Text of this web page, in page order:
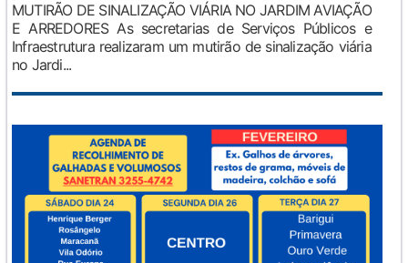
MUTIRÃO DE SINALIZAÇÃO VIÁRIA NO JARDIM AVIAÇÃO
E ARREDORES As secretarias de Serviços Públicos e
Infraestrutura realizaram um mutirão de sinalização viária
no Jardi...